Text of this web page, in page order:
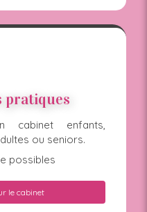
pratiques
cabinet enfants,
ou seniors.
possibles
le cabinet